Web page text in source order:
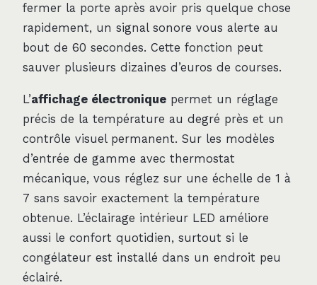
fermer la porte après avoir pris quelque chose
rapidement, un signal sonore vous alerte au
bout de 60 secondes. Cette fonction peut
sauver plusieurs dizaines d’euros de courses.
L’affichage électronique permet un réglage
précis de la température au degré près et un
contrôle visuel permanent. Sur les modèles
d’entrée de gamme avec thermostat
mécanique, vous réglez sur une échelle de 1 à
7 sans savoir exactement la température
obtenue. L’éclairage intérieur LED améliore
aussi le confort quotidien, surtout si le
congélateur est installé dans un endroit peu
éclairé.